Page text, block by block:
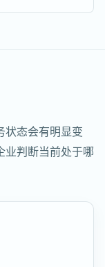
状态会有明显变
业判断当前处于哪